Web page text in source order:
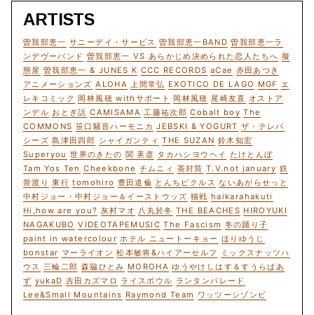
ARTISTS
曽我部恵一 サニーデイ・サービス 曽我部恵一BAND 曽我部恵一ラ
ンデヴーバンド 曽我部恵一 VS あらかじめ決められた恋人たちへ 擬
態屋 曽我部恵一 & JUNES K CCC RECORDS aCae 赤田あつき
アニメーションズ ALOHA 上間常弘 EXOTICO DE LAGO MGF エ
レキコミック 岡林風穂 withサポート 岡林風穂 尾崎友直 オストア
ンデル おとぎ話 CAMISAMA 工藤祐次郎 Cobalt boy The
COMMONS 笹口騒音ハーモニカ JEBSKI & YOGURT ザ・テレパ
シーズ 島津田四郎 シャイガンティ THE SUZAN 鈴木知宏
Superyou 世界のきたの 関 美彦 タカハシヨウヘイ たけとんぼ
Tam Yos Ten Cheekbone チムニィ 茶封筒 T.V.not january 鉄
骨渡り 東行 tomohiro 豊田道倫 とんちピクルス ないあがらせっと
中村ジョー・中村ジョー＆イーストウッズ 猫戦 haikarahakuti
Hi,how are you? 灰村マオ 八丸於冬 THE BEACHES HIROYUKI
NAGAKUBO VIDEOTAPEMUSIC The Fascism 冬の踊り子
paint in watercolour ホテル ニュートーキョー ほりゆうじ
bonstar マーライオン 松本敏将&ハイアーセルフ
ミックスナッツハ
ウス 三輪二郎 森脇ひとみ MOROHA ゆうやけしはす＆すうらばあ
ず yukaD 吉田カズマロ ライスボウル ランタンパレード
Lee&Small Mountains Raymond Team ワッツーシゾンビ